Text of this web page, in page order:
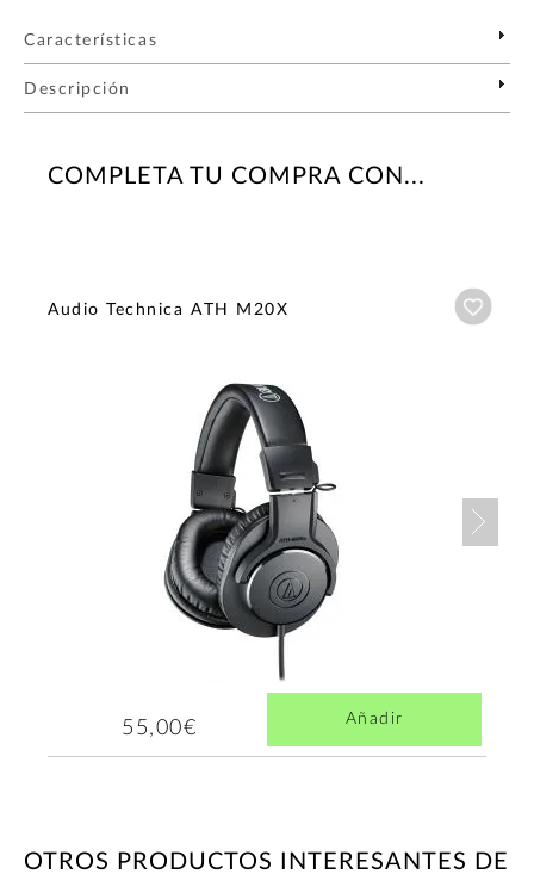
Características
Descripción
COMPLETA TU COMPRA CON...
Audio Technica ATH M20X
55,00€ Añadir
OTROS PRODUCTOS INTERESANTES DE